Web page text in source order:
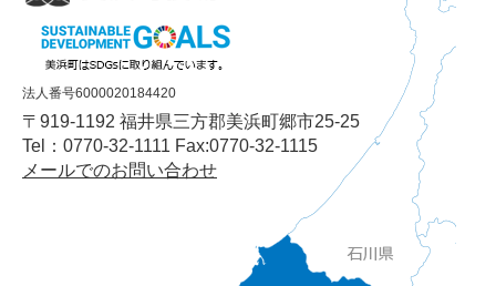
法人番号6000020184420
〒919-1192 福井県三方郡美浜町郷市25-25
Tel：0770-32-1111 Fax:0770-32-1115
メールでのお問い合わせ